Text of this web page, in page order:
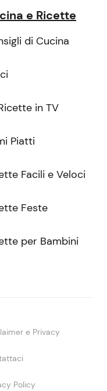
e Ricette
di Cucina
in TV
Piatti
Facili e Veloci
Feste
per Bambini
e Privacy
Policy